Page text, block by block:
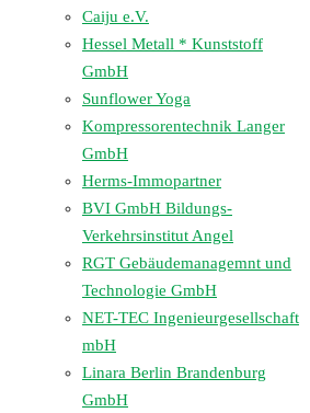
Caiju e.V.
Hessel Metall * Kunststoff
GmbH
Sunflower Yoga
Kompressorentechnik Langer
GmbH
Herms-Immopartner
BVI GmbH Bildungs-
Verkehrsinstitut Angel
RGT Gebäudemanagemnt und
Technologie GmbH
NET-TEC Ingenieurgesellschaft
mbH
Linara Berlin Brandenburg
GmbH